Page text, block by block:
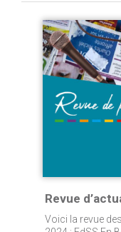
Revue
Voici la revue